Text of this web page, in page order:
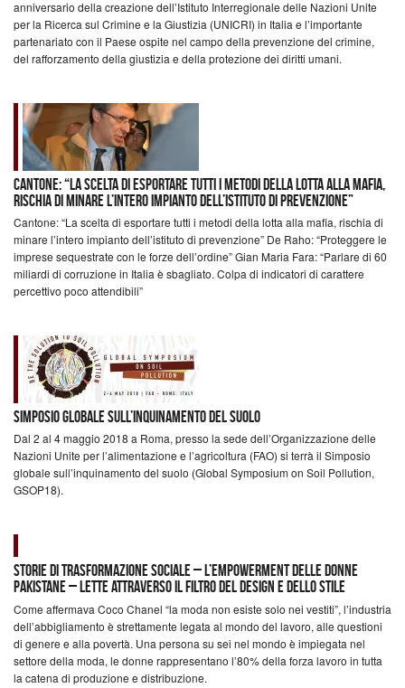
anniversario della creazione dell’Istituto Interregionale delle Nazioni Unite
per la Ricerca sul Crimine e la Giustizia (UNICRI) in Italia e l’importante
partenariato con il Paese ospite nel campo della prevenzione del crimine,
del rafforzamento della giustizia e della protezione dei diritti umani.
Cantone: “La scelta di esportare tutti i metodi della lotta alla mafia,
rischia di minare l’intero impianto dell’istituto di prevenzione”
Cantone: “La scelta di esportare tutti i metodi della lotta alla mafia, rischia di
minare l’intero impianto dell’istituto di prevenzione” De Raho: “Proteggere le
imprese sequestrate con le forze dell’ordine” Gian Maria Fara: “Parlare di 60
miliardi di corruzione in Italia è sbagliato. Colpa di indicatori di carattere
percettivo poco attendibili”
Simposio globale sull’inquinamento del suolo
Dal 2 al 4 maggio 2018 a Roma, presso la sede dell’Organizzazione delle
Nazioni Unite per l’alimentazione e l’agricoltura (FAO) si terrà il Simposio
globale sull’inquinamento del suolo (Global Symposium on Soil Pollution,
GSOP18).
Storie di trasformazione sociale – l’empowerment delle donne
pakistane – lette attraverso il filtro del design e dello stile
Come affermava Coco Chanel “la moda non esiste solo nei vestiti”, l’industria
dell’abbigliamento è strettamente legata al mondo del lavoro, alle questioni
di genere e alla povertà. Una persona su sei nel mondo è impiegata nel
settore della moda, le donne rappresentano l’80% della forza lavoro in tutta
la catena di produzione e distribuzione.